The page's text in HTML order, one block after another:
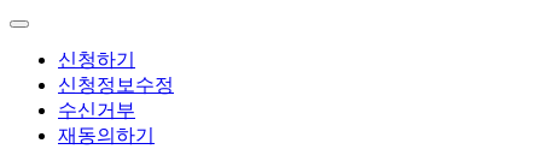
신청하기
신청정보수정
수신거부
재동의하기